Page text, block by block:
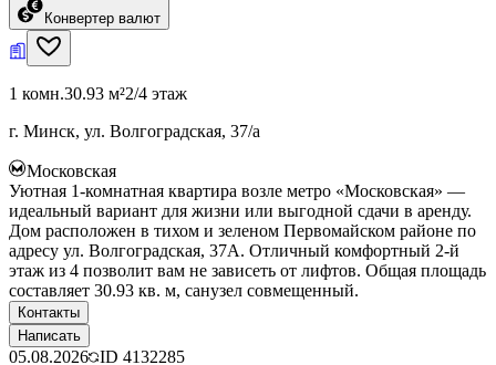
Конвертер валют
1 комн.30.93 м²2/4 этаж
г. Минск, ул. Волгоградская, 37/а
Московская
Уютная 1-комнатная квартира возле метро «Московская» —
идеальный вариант для жизни или выгодной сдачи в аренду.
Дом расположен в тихом и зеленом Первомайском районе по
адресу ул. Волгоградская, 37А. Отличный комфортный 2-й
этаж из 4 позволит вам не зависеть от лифтов. Общая площадь
составляет 30.93 кв. м, санузел совмещенный.
Контакты
Написать
05.08.2026 ID 4132285